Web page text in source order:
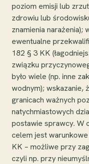
poziom emisji lub
zdrowiu lub
znamienia narażenia);
ewentualne
182 § 3 KK
związku
było wiele (np. inne
wodnym); wskazanie,
granicach ważnych
natychmiastowych
postawie sprawcy. W
celem jest
KK – możliwe przy
czyli np. przy